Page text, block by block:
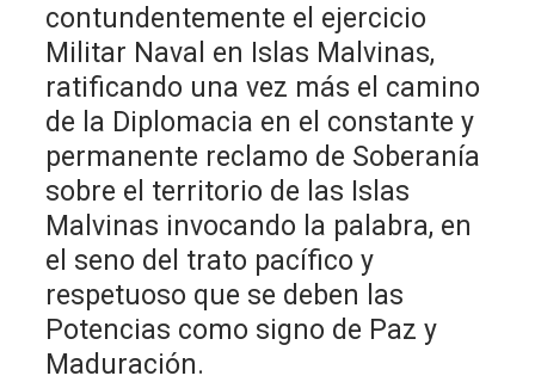
contundentemente el ejercicio
Militar Naval en Islas Malvinas,
ratificando una vez más el camino
de la Diplomacia en el constante y
permanente reclamo de Soberanía
sobre el territorio de las Islas
Malvinas invocando la palabra, en
el seno del trato pacífico y
respetuoso que se deben las
Potencias como signo de Paz y
Maduración.